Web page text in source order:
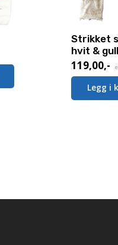
Strikket
hvit &
119,00,-
Legg i